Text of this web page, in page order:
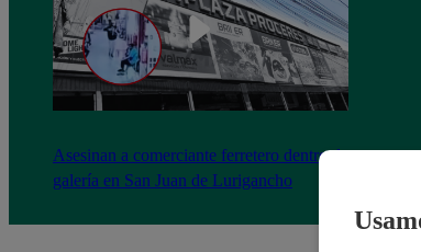
Asesinan a comerciante ferretero dentro de
galería en San Juan de Lurigancho